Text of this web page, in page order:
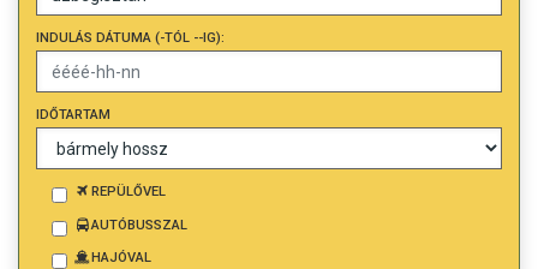
INDULÁS DÁTUMA (-TÓL --IG):
IDŐTARTAM
REPÜLŐVEL
AUTÓBUSSZAL
HAJÓVAL